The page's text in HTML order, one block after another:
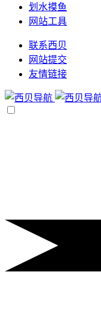
划水摸鱼
网站工具
联系西贝
网站提交
友情链接